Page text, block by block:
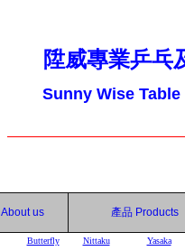
陞威專業乒乓
Sunny Wise
About us 產品 Products
Butterfly Nittaku
Yasaka